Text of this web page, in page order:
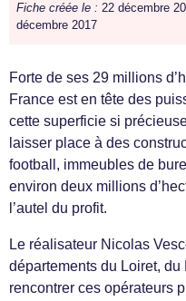
Fiche créée le : 22 décembre
décembre 2017
Forte de ses 29 millions
France est en tête des
cette superficie si
laisser place à des
football, immeubles de
environ deux millions
l’autel du profit.
Le réalisateur Nicolas
départements du Loiret,
rencontrer ces opérateurs